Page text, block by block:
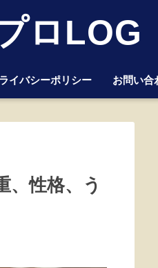
ロLOG
イバシーポリシー お問い合
、性格、う